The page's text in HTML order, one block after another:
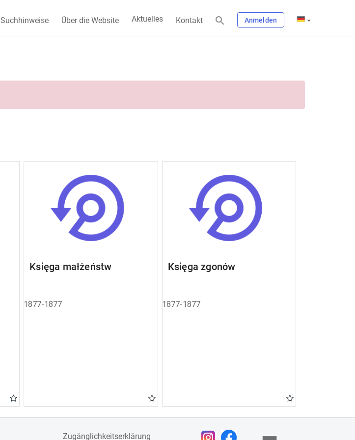
Suchhinweise Über die Website Aktuelles Kontakt Anmelden
Księga małżeństw
1877-1877
Księga zgonów
1877-1877
Zugänglichkeitserklärung